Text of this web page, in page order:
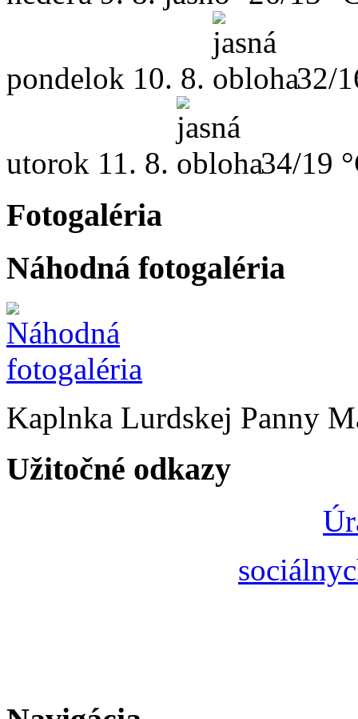
pondelok 10. 8. 32/
utorok 11. 8. 34/19
Fotogaléria
Náhodná fotogaléria
Kaplnka Lurdskej Panny
Užitočné odkazy